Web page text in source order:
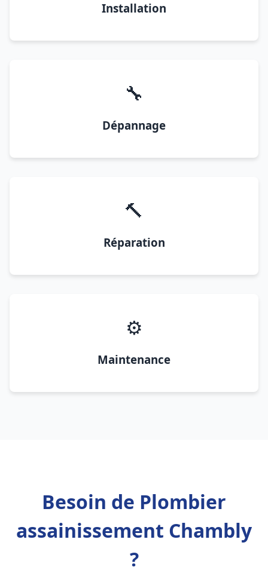
Installation
🔧
Dépannage
🔨
Réparation
⚙️
Maintenance
Besoin de Plombier
assainissement Chambly
?